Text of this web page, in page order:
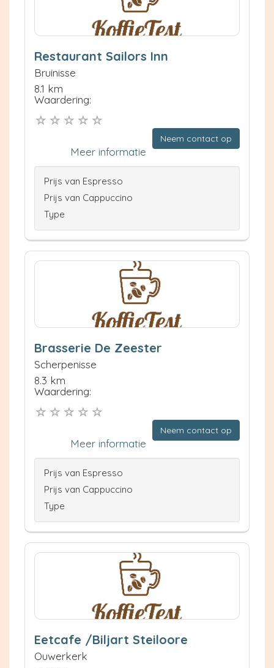
Restaurant Sailors Inn
Bruinisse
8.1 km
Waardering:
Neem contact op
Meer informatie
Prijs van Espresso
Prijs van Cappuccino
Type
Brasserie De Zeester
Scherpenisse
8.3 km
Waardering:
Neem contact op
Meer informatie
Prijs van Espresso
Prijs van Cappuccino
Type
Eetcafe /Biljart Steiloore
Ouwerkerk